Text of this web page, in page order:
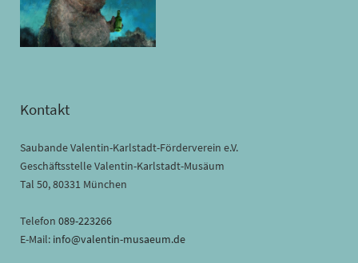
Kontakt
Saubande Valentin-Karlstadt-Förderverein e.V.
Geschäftsstelle Valentin-Karlstadt-Musäum
Tal 50, 80331 München
Telefon 089-223266
E-Mail: info@valentin-musaeum.de